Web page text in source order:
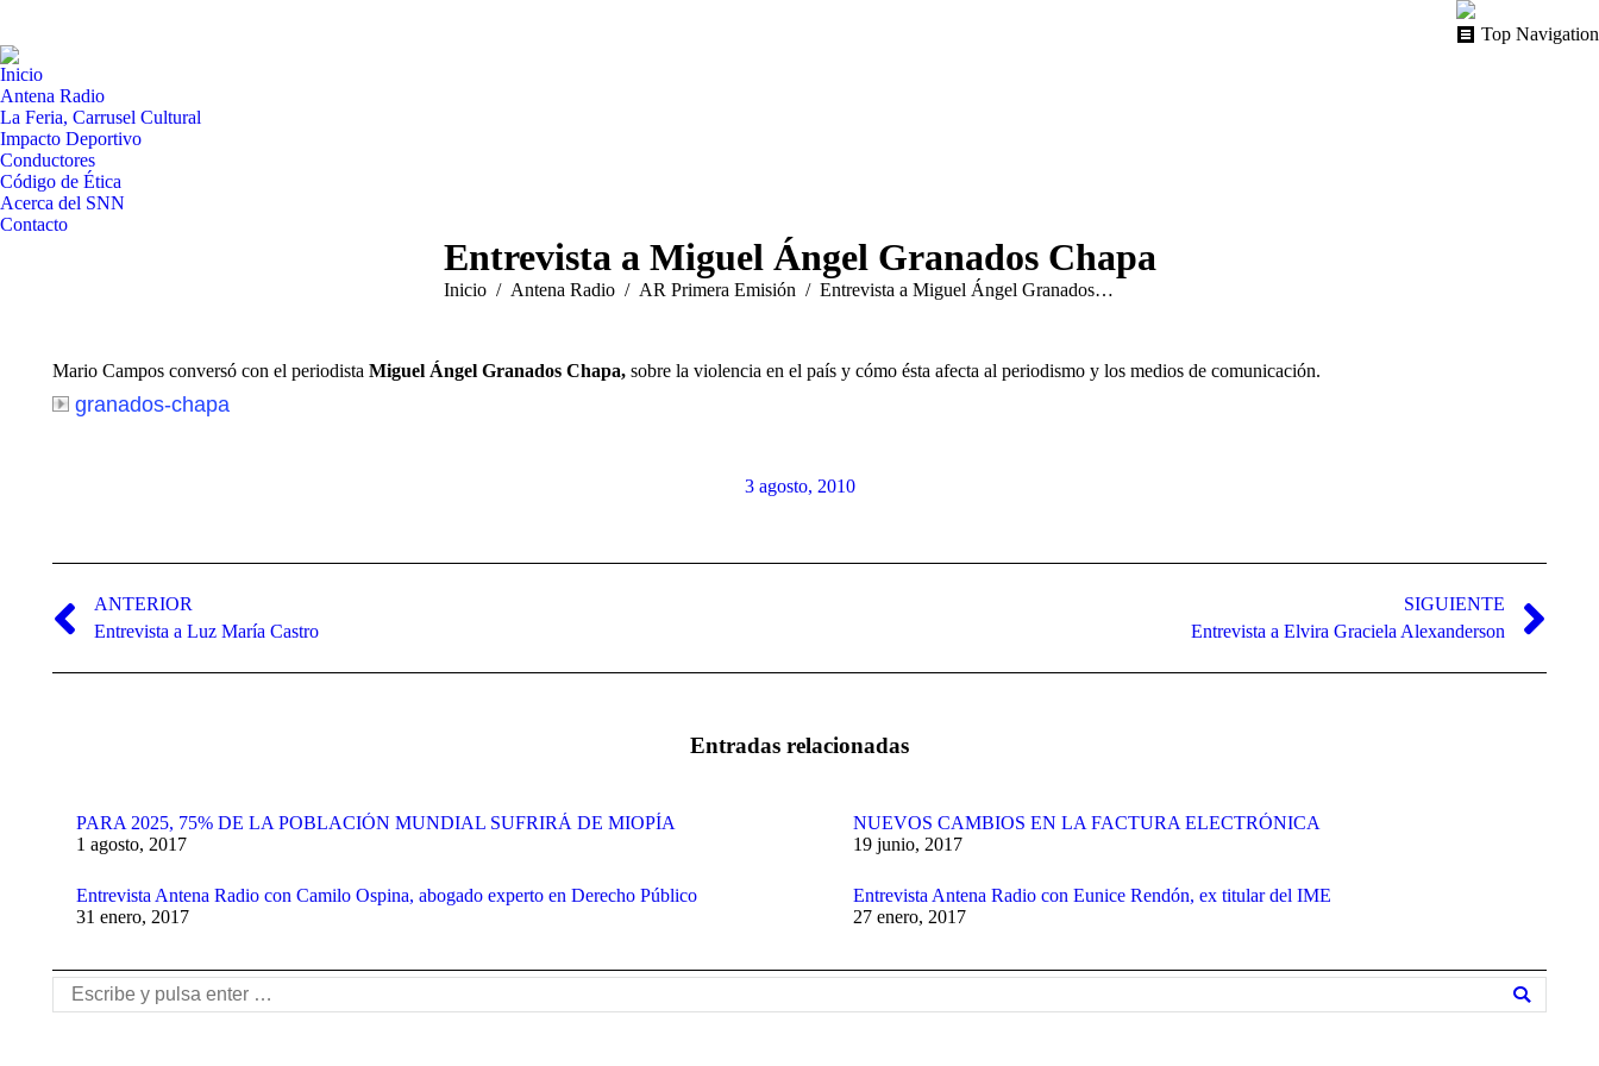
Top Navigation
Inicio
Antena Radio
La Feria, Carrusel Cultural
Impacto Deportivo
Conductores
Código de Ética
Acerca del SNN
Contacto
Entrevista a Miguel Ángel Granados Chapa
Estás aquí:
Inicio Antena Radio AR Primera Emisión Entrevista a Miguel Ángel Granados…
Mario Campos conversó con el periodista Miguel Ángel Granados Chapa, sobre la violencia en el país y cómo ésta afecta al periodismo y los medios de comunicación.
granados-chapa
3 agosto, 2010
entre
publicaciones
ANTERIOR
Publicación
Entrevista a Luz María Castro
SIGUIENTE
Entrevista a Elvira Graciela Alexanderson
Entradas relacionadas
PARA 2025, 75% DE LA POBLACIÓN MUNDIAL SUFRIRÁ DE MIOPÍA
1 agosto, 2017
NUEVOS CAMBIOS EN LA FACTURA ELECTRÓNICA
19 junio, 2017
Entrevista Antena Radio con Camilo Ospina, abogado experto en Derecho Público
31 enero, 2017
Entrevista Antena Radio con Eunice Rendón, ex titular del IME
27 enero, 2017
Buscar: